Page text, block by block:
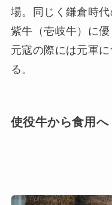
場。同じく鎌倉時
紫牛（壱岐牛）に優
元寇の際には元軍
る。
使役牛から食用へ